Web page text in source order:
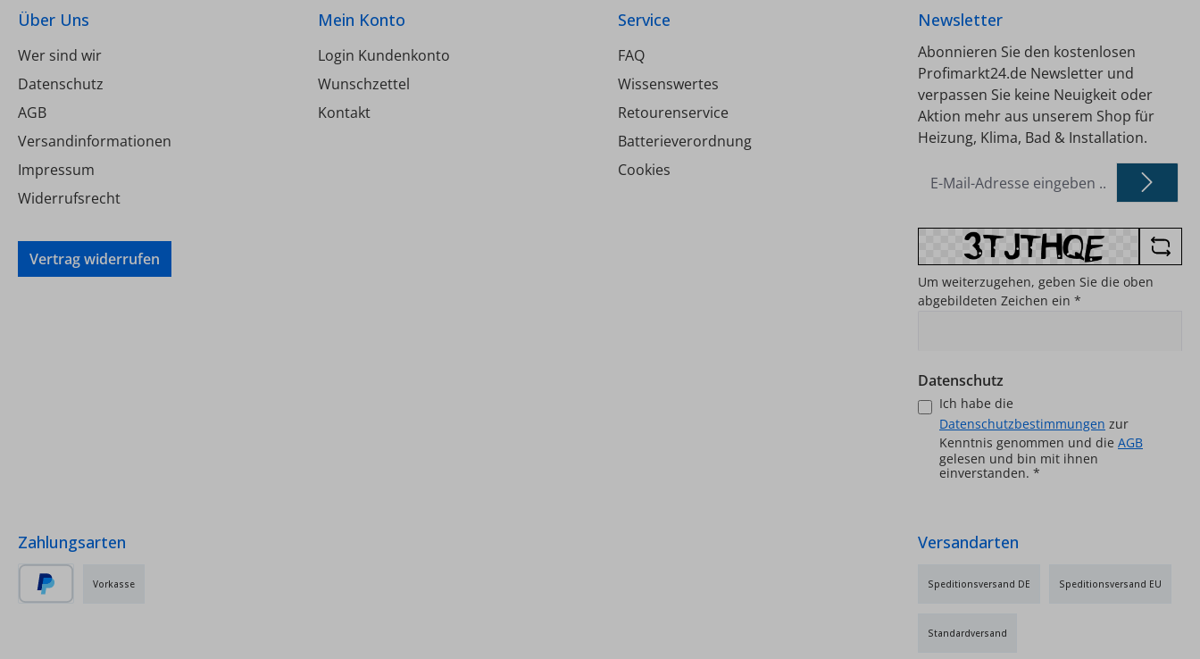
Über Uns
Wer sind wir
Datenschutz
AGB
Versandinformationen
Impressum
Widerrufsrecht
Vertrag widerrufen
Mein Konto
Login Kundenkonto
Wunschzettel
Kontakt
Service
FAQ
Wissenswertes
Retourenservice
Batterieverordnung
Cookies
Newsletter
Abonnieren Sie den kostenlosen
Profimarkt24.de Newsletter und
verpassen Sie keine Neuigkeit oder
Aktion mehr aus unserem Shop für
Heizung, Klima, Bad & Installation.
Mail-
*
Um weiterzugehen, geben Sie die oben
abgebildeten Zeichen ein *
Datenschutz
Ich habe die
Datenschutzbestimmungen zur
Kenntnis genommen und die AGB
gelesen und bin mit ihnen
einverstanden. *
Zahlungsarten
Vorkasse
Versandarten
Standardversand
Speditionsversand DE Speditionsversand EU